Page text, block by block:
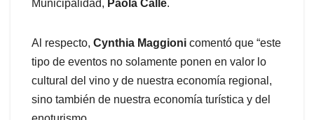
Municipalidad, Paola Calle.
Al respecto, Cynthia Maggioni comentó que “este
tipo de eventos no solamente ponen en valor lo
cultural del vino y de nuestra economía regional,
sino también de nuestra economía turística y del